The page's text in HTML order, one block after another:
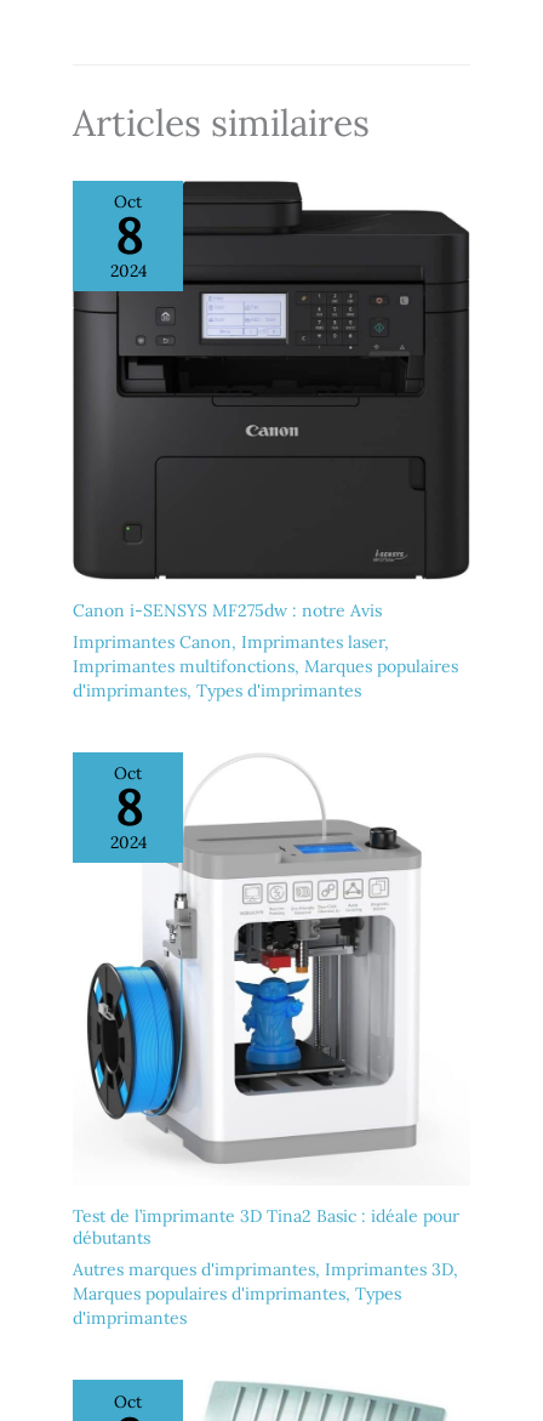
Articles similaires
Oct
8
2024
Canon i-SENSYS MF275dw : notre Avis
Imprimantes Canon, Imprimantes laser,
Imprimantes multifonctions, Marques populaires
d'imprimantes, Types d'imprimantes
Oct
8
2024
Test de l’imprimante 3D Tina2 Basic : idéale pour
débutants
Autres marques d'imprimantes, Imprimantes 3D,
Marques populaires d'imprimantes, Types
d'imprimantes
Oct